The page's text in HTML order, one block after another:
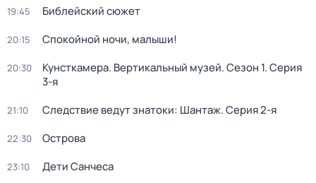
19:45 Библейский сюжет
20:15 Спокойной ночи, малыши!
20:30 Кунсткамера. Вертикальный музей. Сезон 1. Серия
3-я
21:10 Следствие ведут знатоки: Шантаж. Серия 2-я
22:30 Острова
23:10 Дети Санчеса